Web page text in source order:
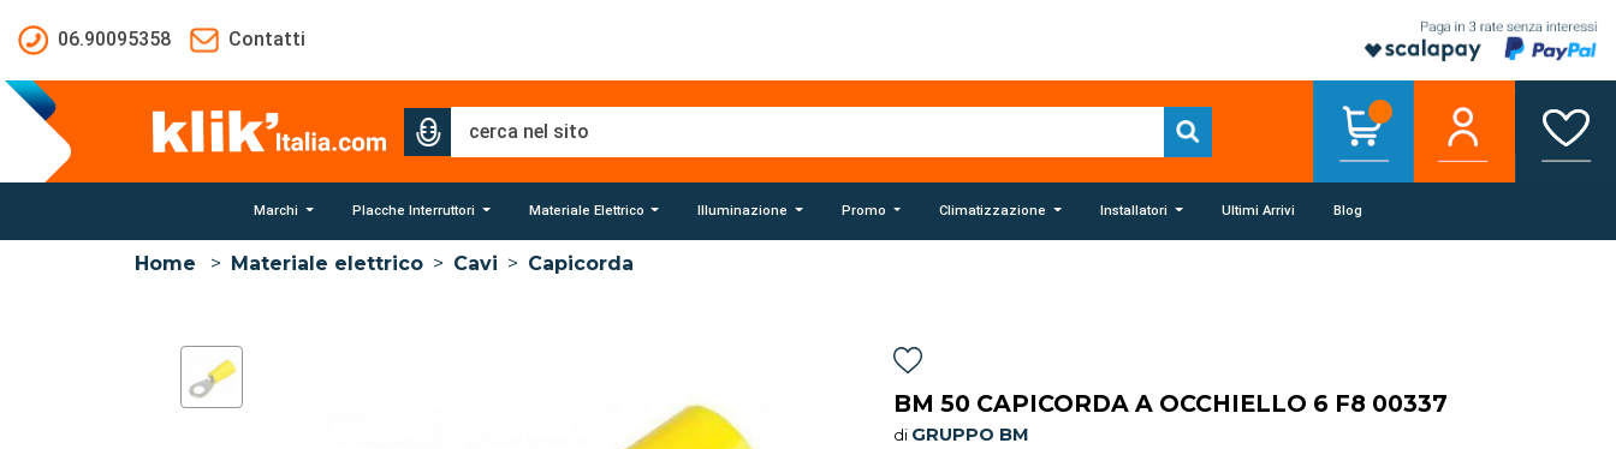
06.90095358
Contatti
Marchi Placche Interruttori Materiale Elettrico Illuminazione Promo Climatizzazione Installatori Ultimi Arrivi Blog
Home > Materiale elettrico > Cavi > Capicorda
BM 50 CAPICORDA A OCCHIELLO 6 F8 00337
di GRUPPO BM